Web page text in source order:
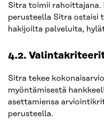
Sitra toimii rahoittajana.
perusteella Sitra ostaisi
hakijoilta palveluita,
4.2.
Sitra tekee
myöntämisestä
asettamiensa
perusteella.